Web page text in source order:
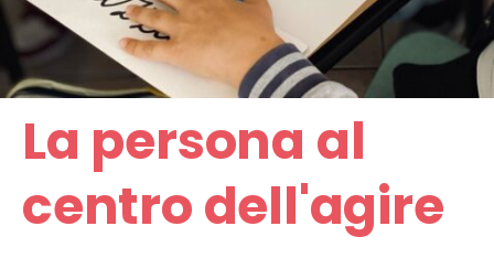
La persona al
centro dell'agire